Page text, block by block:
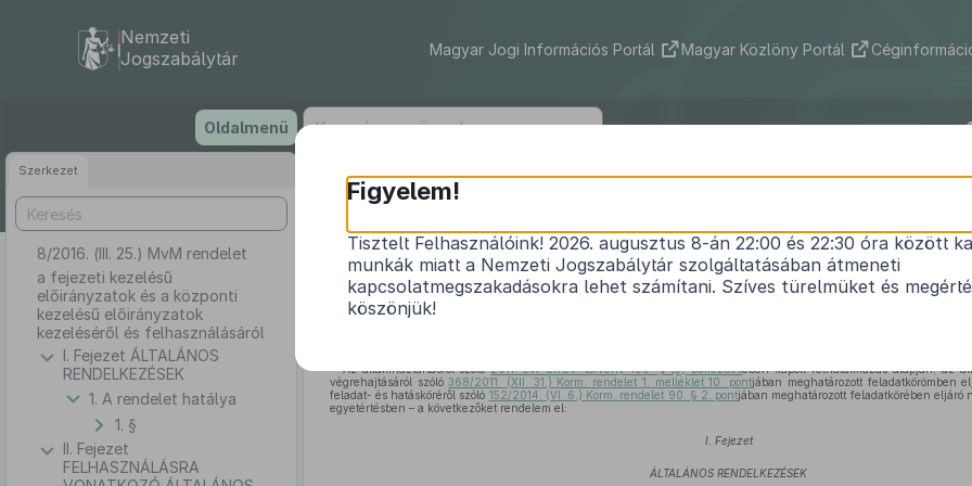
tartalomra
Nemzeti
Jogszabálytár
Magyar Jogi Információs Portál Magyar Közlöny Portál
Oldalmenü
Szerkezet
8/2016. (III. 25.) MvM rendelet
a fejezeti kezelésű
előirányzatok és a központi
kezelésű előirányzatok
kezeléséről és felhasználásáról
I. Fejezet ÁLTALÁNOS
RENDELKEZÉSEK
1. A rendelet hatálya
1. §
II. Fejezet
FELHASZNÁLÁSRA
8/2016. (III. 25.) MvM rendelet
a fejezeti kezelésű előirányzatok és a központi kezelésű
és felhasználásáról
Az államháztartásról szóló2011. évi CXCV. törvény 109. § (5) bekezdésében kapott felhatalmazás alapján, az
végrehajtásáról szóló368/2011. (XII. 31.) Korm. rendelet 1. melléklet 10. pontjában meghatározott feladatkörömben
feladat- és hatásköréről szóló 152/2014. (VI. 6.) Korm. rendelet 90. § 2. pontjában meghatározott feladatkörében eljáró
egyetértésben – a következőket rendelem el:
I. Fejezet
ÁLTALÁNOS RENDELKEZÉSEK
Figyelem!
Tisztelt Felhasználóink! 2026. augusztus 8-án 22:00 és 22:30 óra között
munkák miatt a Nemzeti Jogszabálytár szolgáltatásában átmeneti
kapcsolatmegszakadásokra lehet számítani. Szíves türelmüket és
köszönjük!